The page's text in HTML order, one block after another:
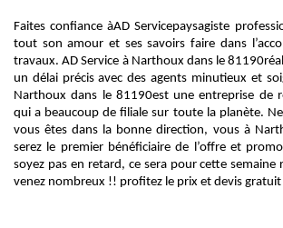
Faites confiance àAD Servicepaysagiste
tout son amour et ses savoirs faire dans
travaux. AD Service à Narthoux dans le
un délai précis avec des agents minutieux et
Narthoux dans le 81190est une entreprise de
qui a beaucoup de filiale sur toute la planète.
vous êtes dans la bonne direction, vous à
serez le premier bénéficiaire de l’offre et
soyez pas en retard, ce sera pour cette
venez nombreux !! profitez le prix et devis gratuit